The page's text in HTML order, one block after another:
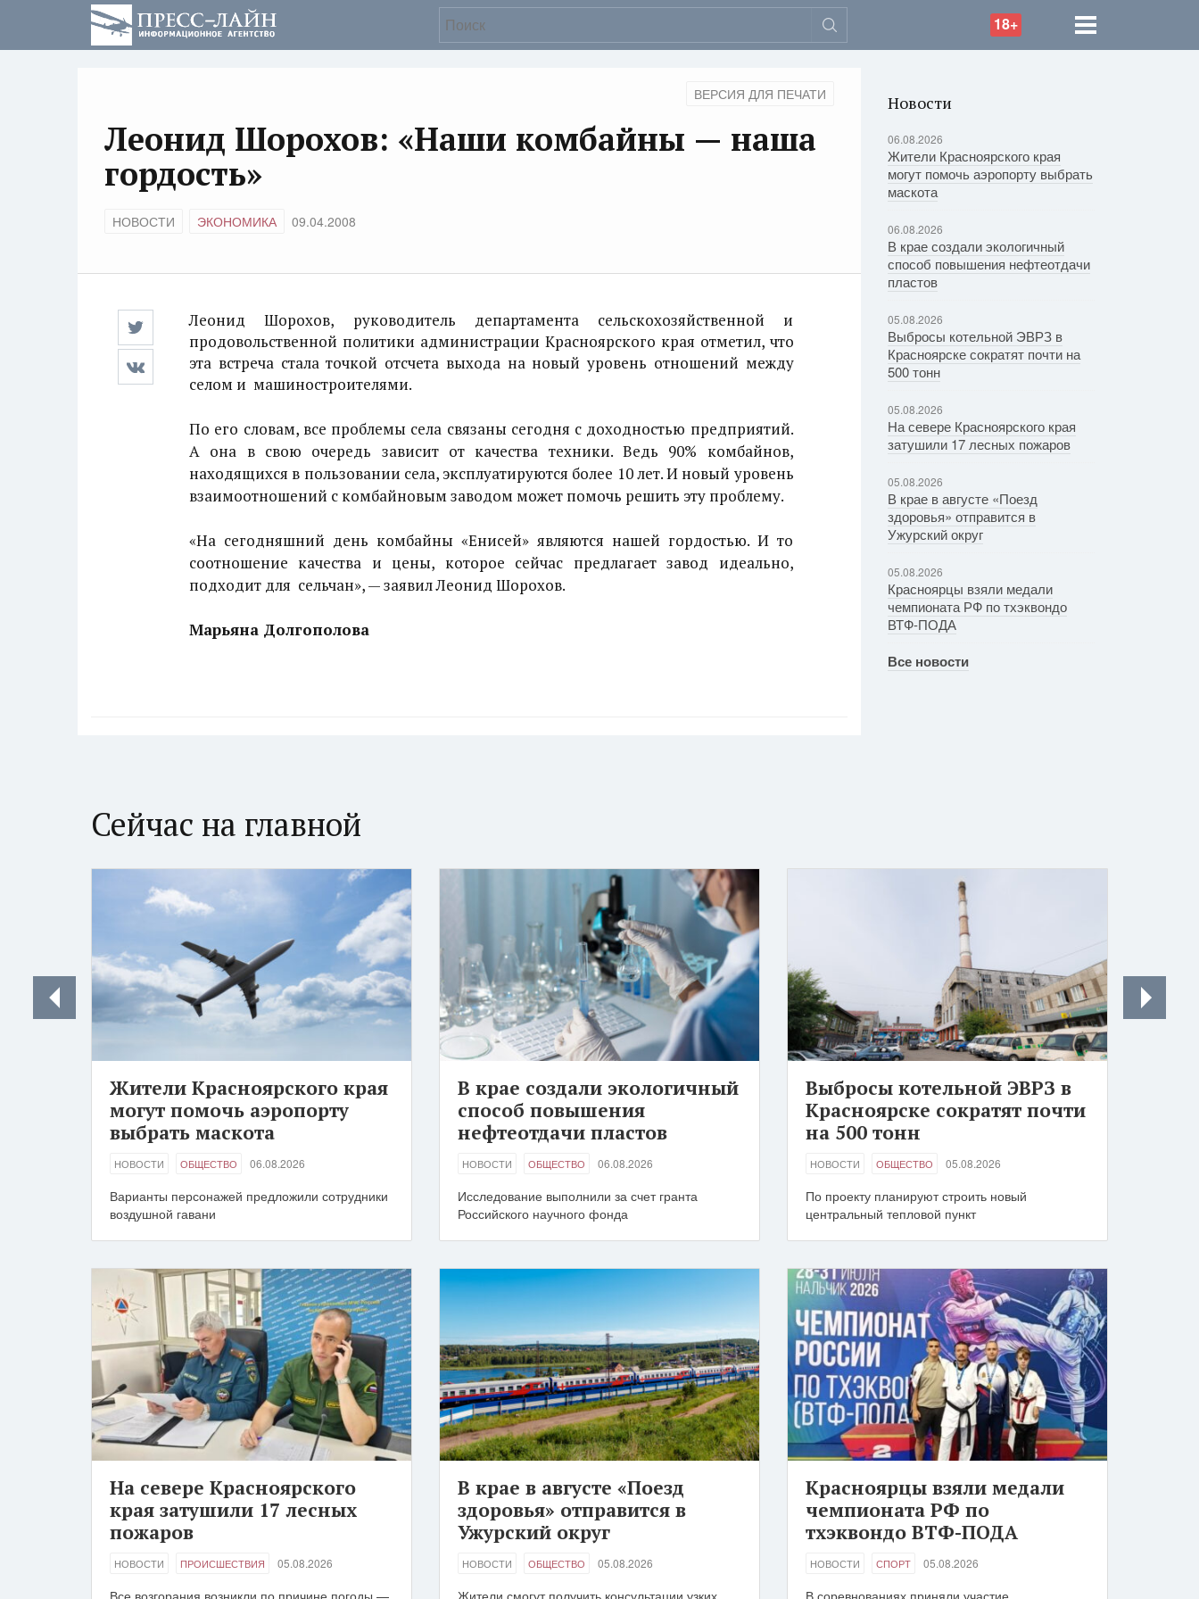
18+
ВЕРСИЯ ДЛЯ ПЕЧАТИ
Леонид Шорохов: «Наши комбайны — наша
гордость»
НОВОСТИ ЭКОНОМИКА 09.04.2008
Леонид Шорохов, руководитель департамента сельскохозяйственной и
продовольственной политики администрации Красноярского края отметил, что
эта встреча стала точкой отсчета выхода на новый уровень отношений между
селом и машиностроителями.
По его словам, все проблемы села связаны сегодня с доходностью предприятий.
А она в свою очередь зависит от качества техники. Ведь 90% комбайнов,
находящихся в пользовании села, эксплуатируются более 10 лет. И новый уровень
взаимоотношений с комбайновым заводом может помочь решить эту проблему.
«На сегодняшний день комбайны «Енисей» являются нашей гордостью. И то
соотношение качества и цены, которое сейчас предлагает завод идеально,
подходит для сельчан», — заявил Леонид Шорохов.
Марьяна Долгополова
Новости
06.08.2026
Жители Красноярского края
могут помочь аэропорту выбрать
маскота
06.08.2026
В крае создали экологичный
способ повышения нефтеотдачи
пластов
05.08.2026
Выбросы котельной ЭВРЗ в
Красноярске сократят почти на
500 тонн
05.08.2026
На севере Красноярского края
затушили 17 лесных пожаров
05.08.2026
В крае в августе «Поезд
здоровья» отправится в
Ужурский округ
05.08.2026
Красноярцы взяли медали
чемпионата РФ по тхэквондо
ВТФ-ПОДА
Все новости
Сейчас на главной
Жители Красноярского края
могут помочь аэропорту
выбрать маскота
НОВОСТИ ОБЩЕСТВО 06.08.2026
Варианты персонажей предложили сотрудники
воздушной гавани
В крае создали экологичный
способ повышения
нефтеотдачи пластов
НОВОСТИ ОБЩЕСТВО 06.08.2026
Исследование выполнили за счет гранта
Российского научного фонда
Выбросы котельной ЭВРЗ в
Красноярске сократят почти
на 500 тонн
НОВОСТИ ОБЩЕСТВО 05.08.2026
По проекту планируют строить новый
центральный тепловой пункт
На севере Красноярского
края затушили 17 лесных
пожаров
НОВОСТИ ПРОИСШЕСТВИЯ 05.08.2026
В крае в августе «Поезд
здоровья» отправится в
Ужурский округ
НОВОСТИ ОБЩЕСТВО 05.08.2026
Красноярцы взяли медали
чемпионата РФ по
тхэквондо ВТФ-ПОДА
НОВОСТИ СПОРТ 05.08.2026